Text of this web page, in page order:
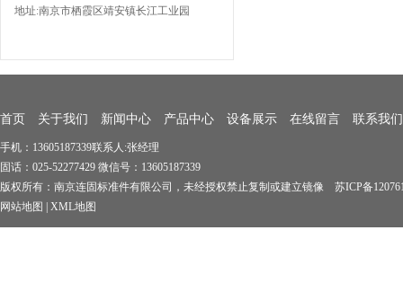
地址:南京市栖霞区靖安镇长江工业园
首页 关于我们 新闻中心 产品中心 设备展示 在线留言 联系我们
手机：13605187339联系人:张经理
固话：025-52277429 微信号：13605187339
版权所有：南京连固标准件有限公司，未经授权禁止复制或建立镜像 苏ICP备
网站地图
XML地图